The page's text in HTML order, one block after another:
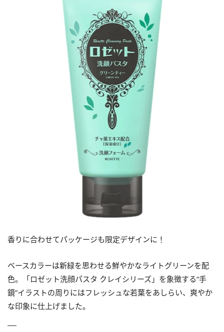
香りに合わせてパッケージも限定デザインに！
ベースカラーは新緑を思わせる鮮やかなライトグリーンを配
色。「ロゼット洗顔パスタ クレイシリーズ」を象徴する“手
鏡”イラストの周りにはフレッシュな若葉をあしらい、爽やか
な印象に仕上げました。